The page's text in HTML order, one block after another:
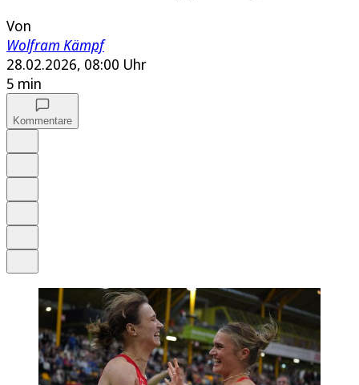
Von
Wolfram Kämpf
28.02.2026, 08:00 Uhr
5 min
Kommentare